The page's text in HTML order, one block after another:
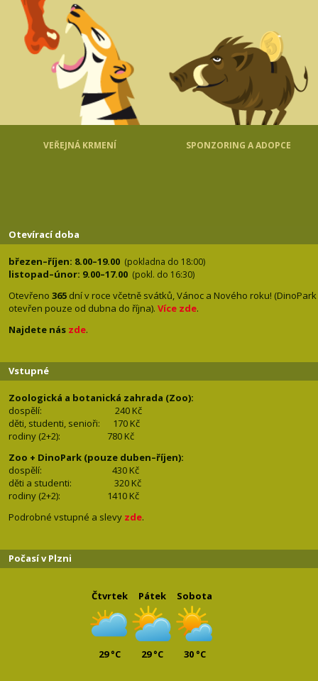
VEŘEJNÁ KRMENÍ SPONZORING A ADOPCE
Otevírací doba
březen–říjen: 8.00–19.00 (pokladna do 18:00)
listopad–únor: 9.00–17.00 (pokl. do 16:30)
Otevřeno 365 dní v roce včetně svátků, Vánoc a Nového roku! (DinoPark
otevřen pouze od dubna do října). Více zde.
Najdete nás zde.
Vstupné
Zoologická a botanická zahrada (Zoo):
dospělí:
240 Kč
děti, studenti, senioři: 170 Kč
rodiny (2+2): 780 Kč
Zoo + DinoPark (pouze duben–říjen):
dospělí: 430 Kč
děti a studenti: 320 Kč
rodiny (2+2): 1410 Kč
Podrobné vstupné a slevy zde.
Počasí v Plzni
Čtvrtek
29 °C
Pátek
29 °C
Sobota
30 °C